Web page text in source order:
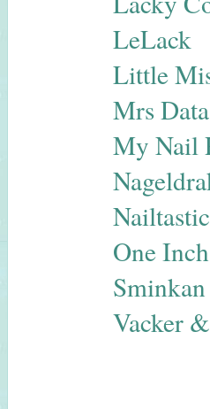
LeLack
Little
Mrs
My Nail
Nailtastic
One
Vacker